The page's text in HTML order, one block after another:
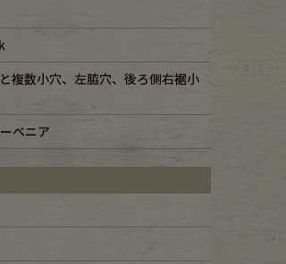
複数小穴、左脇穴、後ろ側右裾小
ベニア